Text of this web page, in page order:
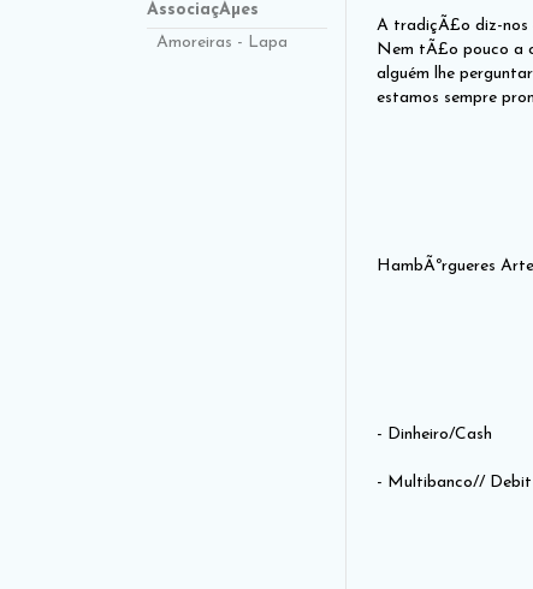
AssociaçÃµes
Amoreiras - Lapa
A tradiçÃ£o diz-nos
Nem tÃ£o pouco a
alguém lhe
estamos sempre
HambÃºrgueres
- Dinheiro/Cash
- Multibanco// Debit